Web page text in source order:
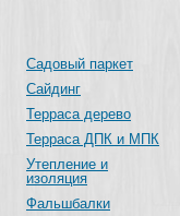
Садовый паркет
Сайдинг
Терраса дерево
Терраса ДПК и МПК
Утепление и
изоляция
Фальшбалки